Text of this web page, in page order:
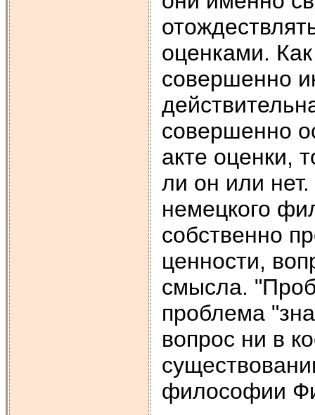
оценками.
совершенно
совершенно
акте оценки,
ли он или
немецкого
собственно
ценности,
смысла.
проблема
вопрос ни в
философии